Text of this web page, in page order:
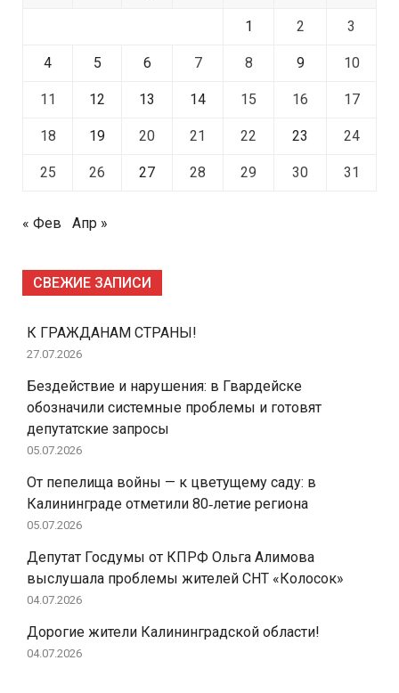
1 2 3
4 5 6 7 8 9 10
11 12 13 14 15 16 17
18 19 20 21 22 23 24
25 26 27 28 29 30 31
« Фев Апр »
СВЕЖИЕ ЗАПИСИ
К ГРАЖДАНАМ СТРАНЫ!
27.07.2026
Бездействие и нарушения: в Гвардейске
обозначили системные проблемы и готовят
депутатские запросы
05.07.2026
От пепелища войны — к цветущему саду: в
Калининграде отметили 80‑летие региона
05.07.2026
Депутат Госдумы от КПРФ Ольга Алимова
выслушала проблемы жителей СНТ «Колосок»
04.07.2026
Дорогие жители Калининградской области!
04.07.2026